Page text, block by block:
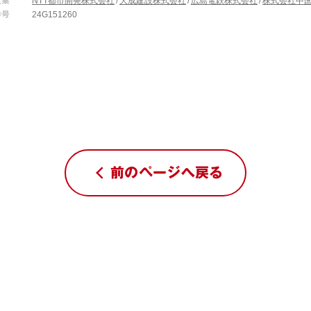
24G151260
前のページへ戻る